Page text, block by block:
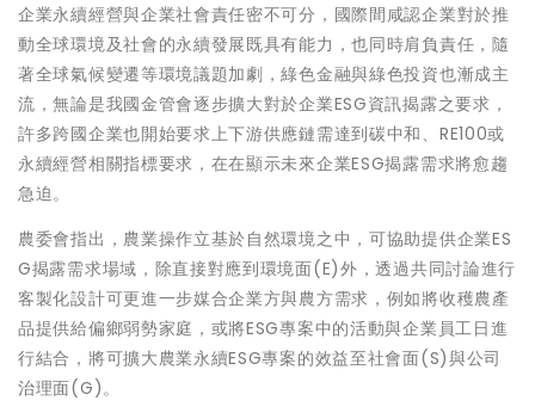
企業永續經營與企業社會責任密不可分，國際間咸認企業對於推
動全球環境及社會的永續發展既具有能力，也同時肩負責任，隨
著全球氣候變遷等環境議題加劇，綠色金融與綠色投資也漸成主
流，無論是我國金管會逐步擴大對於企業ESG資訊揭露之要求，
許多跨國企業也開始要求上下游供應鏈需達到碳中和、RE100或
永續經營相關指標要求，在在顯示未來企業ESG揭露需求將愈趨
急迫。
農委會指出，農業操作立基於自然環境之中，可協助提供企業ES
G揭露需求場域，除直接對應到環境面(E)外，透過共同討論進行
客製化設計可更進一步媒合企業方與農方需求，例如將收穫農產
品提供給偏鄉弱勢家庭，或將ESG專案中的活動與企業員工日進
行結合，將可擴大農業永續ESG專案的效益至社會面(S)與公司
治理面(G)。